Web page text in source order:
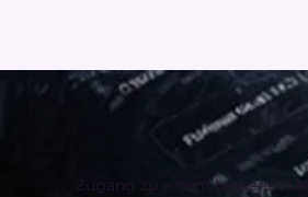
Zugang zu einem besseren